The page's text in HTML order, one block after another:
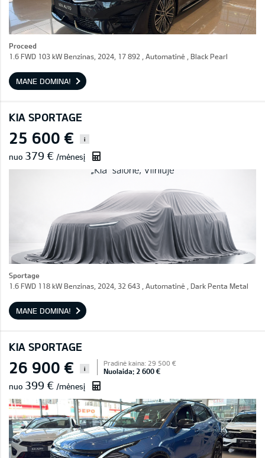
Proceed
1.6 FWD 103 kW Benzinas, 2024, 17 892 , Automatinė , Black Pearl
MANE DOMINA!
KIA SPORTAGE
25 600 € i
nuo 379 € /mėnesį
Sportage
1.6 FWD 118 kW Benzinas, 2024, 32 643 , Automatinė , Dark Penta Metal
MANE DOMINA!
KIA SPORTAGE
26 900 € i
Pradinė kaina: 29 500 €
Nuolaida: 2 600 €
nuo 399 € /mėnesį